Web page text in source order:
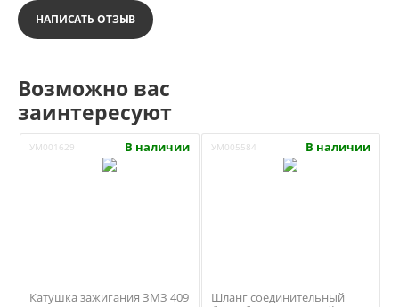
НАПИСАТЬ ОТЗЫВ
Возможно вас
заинтересуют
УМ001629 В наличии
Катушка зажигания ЗМЗ 409
УМ005584 В наличии
Шланг соединительный